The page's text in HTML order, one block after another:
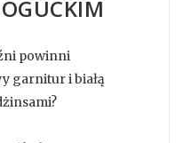
powinni
garnitur i białą